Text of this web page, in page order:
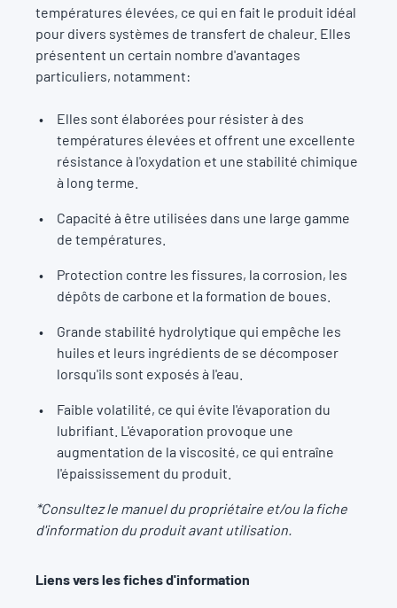
températures élevées, ce qui en fait le produit idéal
pour divers systèmes de transfert de chaleur. Elles
présentent un certain nombre d'avantages
particuliers, notamment:
Elles sont élaborées pour résister à des
températures élevées et offrent une excellente
résistance à l'oxydation et une stabilité chimique
à long terme.
Capacité à être utilisées dans une large gamme
de températures.
Protection contre les fissures, la corrosion, les
dépôts de carbone et la formation de boues.
Grande stabilité hydrolytique qui empêche les
huiles et leurs ingrédients de se décomposer
lorsqu'ils sont exposés à l'eau.
Faible volatilité, ce qui évite l'évaporation du
lubrifiant. L'évaporation provoque une
augmentation de la viscosité, ce qui entraîne
l'épaississement du produit.
*Consultez le manuel du propriétaire et/ou la fiche
d'information du produit avant utilisation.
Liens vers les fiches d'information